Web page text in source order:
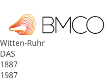
Deutschland
58453
Witten-Ruhr
DAS
1887
1987